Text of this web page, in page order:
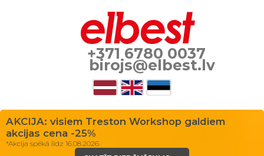
+371 6780 0037
birojs@elbest.lv
AKCIJA: visiem Treston Workshop galdiem
akcijas cena -25%
*Akcija spēkā līdz 16.08.2026.